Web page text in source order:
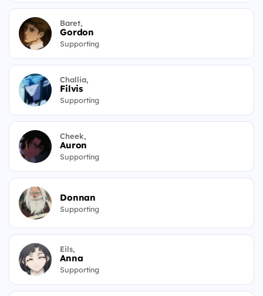
Baret,
Gordon
Supporting
Challia,
Filvis
Supporting
Cheek,
Auron
Supporting
Donnan
Supporting
Eils,
Anna
Supporting